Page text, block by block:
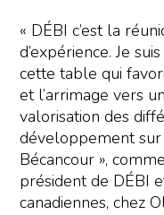
« DÉBI c’est la
d’expérience. Je
cette table qui
et l’arrimage vers
valorisation des
développement
Bécancour »,
président de DÉBI
canadiennes, chez